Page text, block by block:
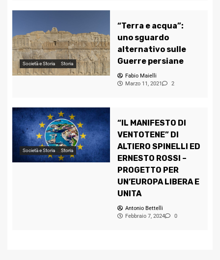
Società e Storia Storia
“Terra e acqua”:
uno sguardo
alternativo sulle
Guerre persiane
Fabio Maielli
Marzo 11, 2021
2
Società e Storia Storia
“IL MANIFESTO DI
VENTOTENE” DI
ALTIERO SPINELLI ED
ERNESTO ROSSI –
PROGETTO PER
UN’EUROPA LIBERA E
UNITA
Antonio Bettelli
Febbraio 7, 2024
0